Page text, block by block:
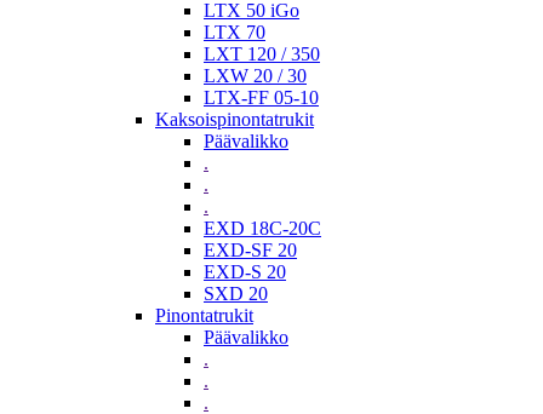
LTX 50 iGo
LTX 70
LXT 120 / 350
LXW 20 / 30
LTX-FF 05-10
Kaksoispinontatrukit
Päävalikko
.
.
.
EXD 18C-20C
EXD-SF 20
EXD-S 20
SXD 20
Pinontatrukit
Päävalikko
.
.
.